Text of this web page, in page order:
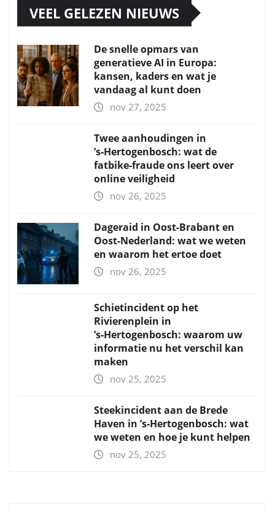
VEEL GELEZEN NIEUWS
De snelle opmars van
generatieve AI in Europa:
kansen, kaders en wat je
vandaag al kunt doen
nov 27, 2025
Twee aanhoudingen in
’s‑Hertogenbosch: wat de
fatbike‑fraude ons leert over
online veiligheid
nov 26, 2025
Dageraid in Oost-Brabant en
Oost-Nederland: wat we weten
en waarom het ertoe doet
nov 26, 2025
Schietincident op het
Rivierenplein in
’s‑Hertogenbosch: waarom uw
informatie nu het verschil kan
maken
nov 25, 2025
Steekincident aan de Brede
Haven in ’s‑Hertogenbosch: wat
we weten en hoe je kunt helpen
nov 25, 2025